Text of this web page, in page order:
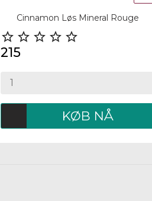
Cinnamon Løs Mineral Rouge
    
215
KØB NÅ